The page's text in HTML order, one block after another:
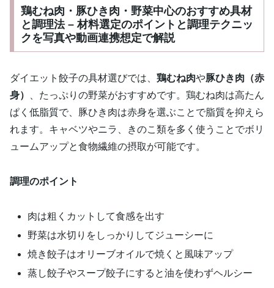
鶏むね肉・豚ひき肉・野菜中心のおすすめ具材
と調理法 – 材料選定のポイントと調理テクニッ
クを写真や動画連携想定で解説
ダイエット餃子の具材選びでは、 鶏むね肉や豚ひき肉（赤
身）
、たっぷりの野菜がおすすめです。鶏むね肉は高たん
ぱく低脂質で、豚ひき肉は赤身を選ぶことで脂質を抑えら
れます。キャベツやニラ、きのこ類を多く使うことでボリ
ュームアップと食物繊維の摂取が可能です。
調理のポイント
肉は粗くカットして食感を出す
野菜は水切りをしっかりしてジューシーに
焼き餃子はオリーブオイルで焼くと風味アップ
蒸し餃子やスープ餃子にすると油を使わずヘルシー